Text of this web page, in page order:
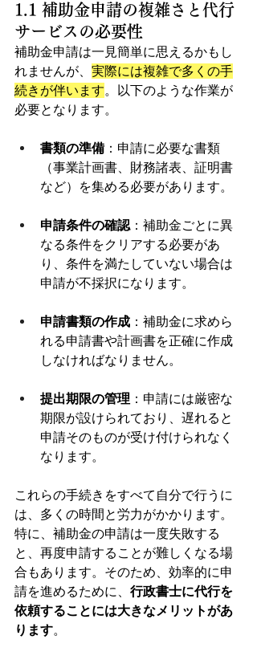
1.1 補助金申請の複雑さと代行
サービスの必要性
補助金申請は一見簡単に思えるかもし
れませんが、 実際には複雑で多くの手
続きが伴います。以下のような作業が
必要となります。
書類の準備 ：申請に必要な書類
（事業計画書、財務諸表、証明書
など）を集める必要があります。
申請条件の確認 ：補助金ごとに異
なる条件をクリアする必要があ
り、条件を満たしていない場合は
申請が不採択になります。
申請書類の作成 ：補助金に求めら
れる申請書や計画書を正確に作成
しなければなりません。
提出期限の管理 ：申請には厳密な
期限が設けられており、遅れると
申請そのものが受け付けられなく
なります。
これらの手続きをすべて自分で行うに
は、多くの時間と労力がかかります。
特に、補助金の申請は一度失敗する
と、再度申請することが難しくなる場
合もあります。そのため、効率的に申
請を進めるために、 行政書士に代行を
依頼することには大きなメリットがあ
ります。